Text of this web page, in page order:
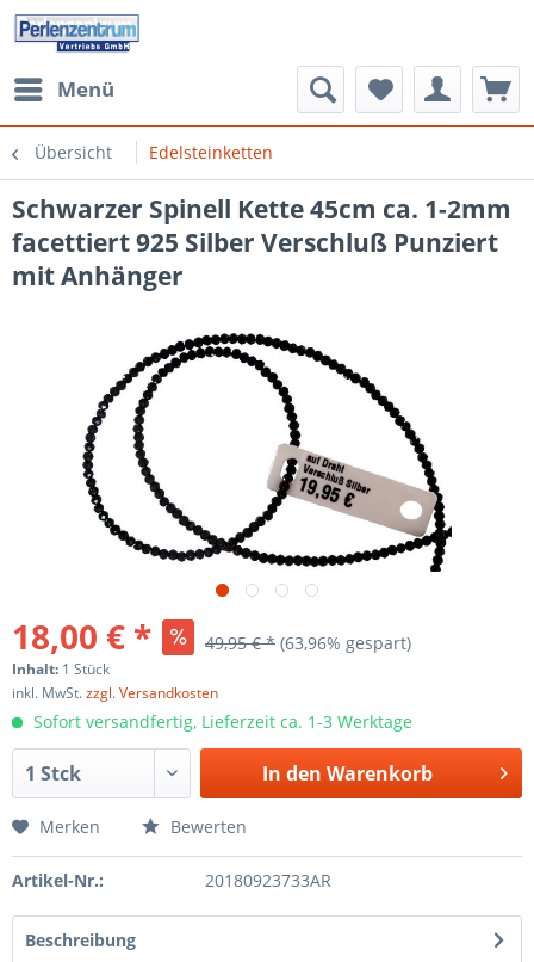
Menü
Übersicht Edelsteinketten
Schwarzer Spinell Kette 45cm ca. 1-2mm
facettiert 925 Silber Verschluß Punziert
mit Anhänger
18,00 € * 49,95 € * (63,96% gespart)
Inhalt: 1 Stück
inkl. MwSt.zzgl. Versandkosten
Sofort versandfertig, Lieferzeit ca. 1-3 Werktage
In den Warenkorb
Merken Bewerten
Artikel-Nr.: 20180923733AR
Beschreibung